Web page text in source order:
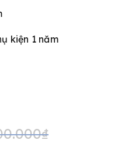
kiện 1 năm
₫